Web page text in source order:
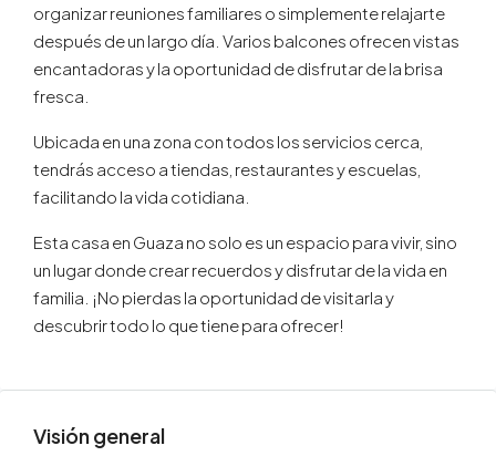
organizar reuniones familiares o simplemente relajarte
después de un largo día. Varios balcones ofrecen vistas
encantadoras y la oportunidad de disfrutar de la brisa
fresca.
Ubicada en una zona con todos los servicios cerca,
tendrás acceso a tiendas, restaurantes y escuelas,
facilitando la vida cotidiana.
Esta casa en Guaza no solo es un espacio para vivir, sino
un lugar donde crear recuerdos y disfrutar de la vida en
familia. ¡No pierdas la oportunidad de visitarla y
descubrir todo lo que tiene para ofrecer!
Visión general